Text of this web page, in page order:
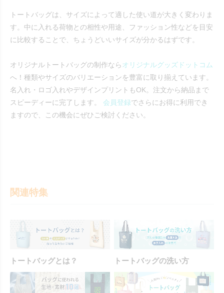
トートバッグは、サイズによって適した使い道が大きく変わりま
す。中に入れる荷物との相性や用途、ファッション性などを目安
に比較することで、ちょうどいいサイズが分かるはずです。
オリジナルトートバッグの制作ならオリジナルグッズドットコム
へ！種類やサイズのバリエーションを豊富に取り揃えています。
名入れ・ロゴ入れやデザインプリントもOK。注文から納品まで
スピーディーに完了します。 会員登録でさらにお得に利用でき
ますので、この機会にぜひご検討ください。
関連特集
トートバッグとは？ トートバッグの洗い方